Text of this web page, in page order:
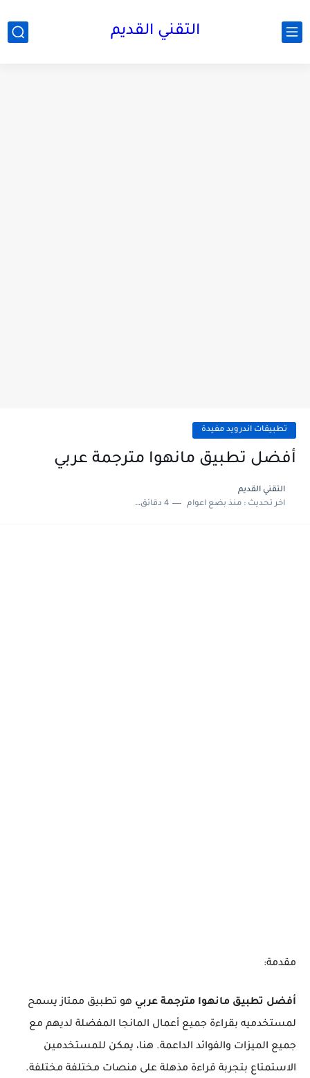
التقني القديم
تطبيقات اندرويد مفيدة
أفضل تطبيق مانهوا مترجمة عربي
التقني القديم
اخر تحديث :منذ بضع اعوام 4 دقائق للقراءة
مقدمة:
أفضل تطبيق مانهوا مترجمة عربي هو تطبيق ممتاز يسمح
لمستخدميه بقراءة جميع أعمال المانجا المفضلة لديهم مع
جميع الميزات والفوائد الداعمة. هنا، يمكن للمستخدمين
الاستمتاع بتجربة قراءة مذهلة على منصات مختلفة مختلفة.